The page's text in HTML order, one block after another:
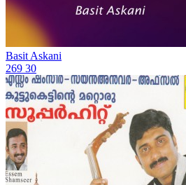
Basit Askani
269 30